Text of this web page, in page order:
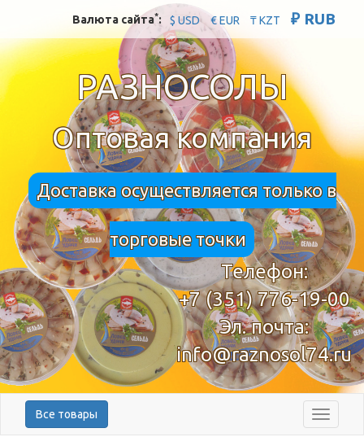
$ USD € EUR ₸ KZT ₽ RUB
Валюта сайта*:
РАЗНОСОЛЫ
Оптовая компания
Доставка осуществляется только в
торговые точки
Телефон:
+7 (351) 776-19-00
Эл. почта:
info@raznosol74.ru
Меню
Все товары